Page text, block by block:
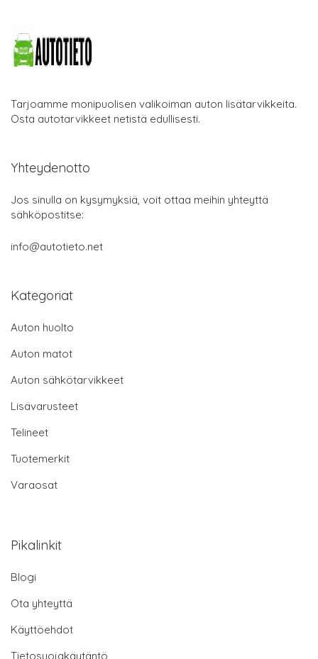
Tarjoamme monipuolisen valikoiman auton lisätarvikkeita.
Osta autotarvikkeet netistä edullisesti.
Yhteydenotto
Jos sinulla on kysymyksiä, voit ottaa meihin yhteyttä
sähköpostitse:
info@autotieto.net
Kategoriat
Auton huolto
Auton matot
Auton sähkötarvikkeet
Lisävarusteet
Telineet
Tuotemerkit
Varaosat
Pikalinkit
Blogi
Ota yhteyttä
Käyttöehdot
Tietosuojakäytäntö